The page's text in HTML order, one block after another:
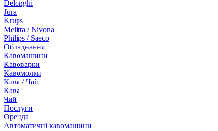
Delonghi
Jura
Krups
Melitta / Nivona
Philips / Saeco
Обладнання
Кавомашини
Кавоварки
Кавомолки
Кава / Чай
Кава
Чай
Послуги
Оренда
Автоматичні кавомашини